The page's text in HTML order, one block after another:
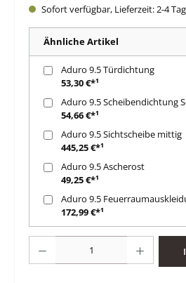
Sofort verfügbar, Lieferzeit: 2-4
Ähnliche Artikel
Aduro 9.5 Türdichtung
53,30 €*¹
Aduro 9.5 Scheibendichtung
54,66 €*¹
Aduro 9.5 Sichtscheibe mittig
445,25 €*¹
Aduro 9.5 Ascherost
49,25 €*¹
Aduro 9.5
172,99 €*¹